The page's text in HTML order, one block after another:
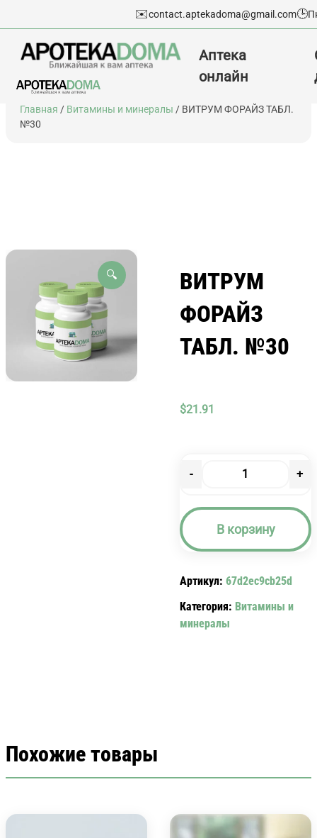
Перейти
содержимому
✉️contact.aptekadoma@gmail.com🕒
Аптека
онлайн
Главная / Витамины и минералы / ВИТРУМ ФОРАЙЗ ТАБЛ.
№30
🔍
ВИТРУМ
ФОРАЙЗ
ТАБЛ. №30
$21.91
-
ВИТРУМ
ФОРАЙЗ
ТАБЛ.
+
В корзину
Артикул: 67d2ec9cb25d
Категория: Витамины и
минералы
Похожие товары